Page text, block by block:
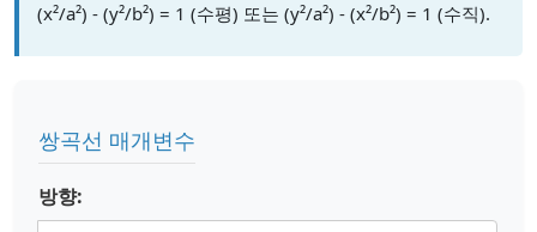
(x²/a²) - (y²/b²) = 1 (수평) 또는 (y²/a²) - (x²/b²) = 1 (수직).
쌍곡선 매개변수
방향: